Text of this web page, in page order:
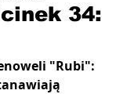
34:
"Rubi":